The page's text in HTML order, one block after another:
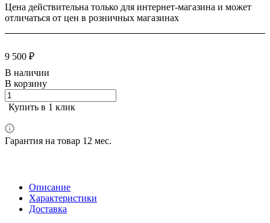
Цена действительна только для интернет-магазина и может
отличаться от цен в розничных магазинах
9 500 ₽
В наличии
В корзину
Купить в 1 клик
Гарантия на товар 12 мес.
Описание
Характеристики
Доставка